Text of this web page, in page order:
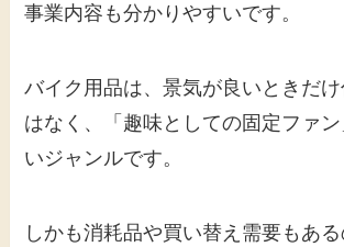
事業内容も分かりやすいです。
バイク用品は、景気が良いときだ
はなく、「趣味としての固定ファ
いジャンルです。
しかも消耗品や買い替え需要もあ